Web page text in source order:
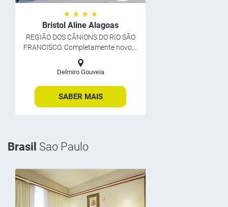
★ ★ ★ ★
Bristol Aline Alagoas
REGIÃO DOS CÂNIONS DO RIO SÃO
FRANCISCO. Completamente novo,...
Delmiro Gouveia
SABER MAIS
Brasil Sao Paulo